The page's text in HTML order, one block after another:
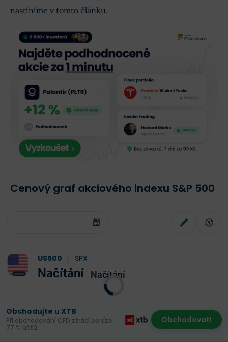
nastíníme v tomto článku.
Cenový graf akciového indexu S&P 500
US500 SPX
Načítání Načítání
Obchodujte u XTB
Při obchodování CFD ztrácí peníze
77 % účtů.
Obchodovat!